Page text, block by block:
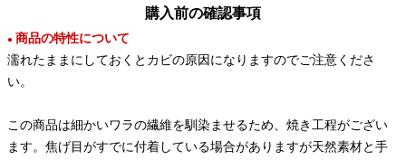
購入前の確認事項
● 商品の特性について
濡れたままにしておくとカビの原因になりますのでご注意くださ
い。
この商品は細かいワラの繊維を馴染ませるため、焼き工程がござい
ます。焦げ目がすでに付着している場合がありますが天然素材と手